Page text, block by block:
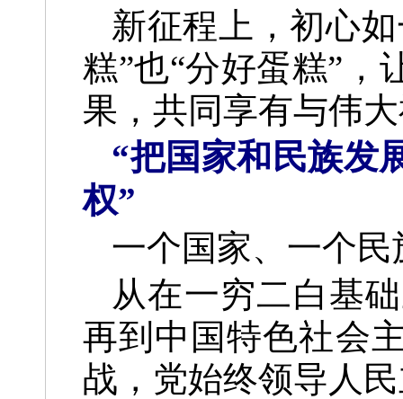
新征程上，初心
糕”也“分好蛋糕”，
果，共同享有与伟
“把国家和民族发
权”
一个国家、一个
从在一穷二白基
再到中国特色社会
战，党始终领导人